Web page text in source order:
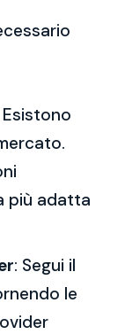
Esistono
più adatta
: Segui il
le